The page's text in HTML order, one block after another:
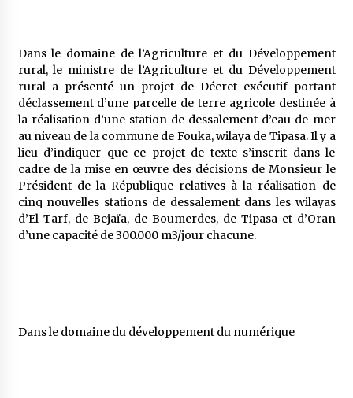
Dans le domaine de l’Agriculture et du Développement
rural, le ministre de l’Agriculture et du Développement
rural a présenté un projet de Décret exécutif portant
déclassement d’une parcelle de terre agricole destinée à
la réalisation d’une station de dessalement d’eau de mer
au niveau de la commune de Fouka, wilaya de Tipasa. Il y a
lieu d’indiquer que ce projet de texte s’inscrit dans le
cadre de la mise en œuvre des décisions de Monsieur le
Président de la République relatives à la réalisation de
cinq nouvelles stations de dessalement dans les wilayas
d’El Tarf, de Bejaïa, de Boumerdes, de Tipasa et d’Oran
d’une capacité de 300.000 m3/jour chacune.
Dans le domaine du développement du numérique